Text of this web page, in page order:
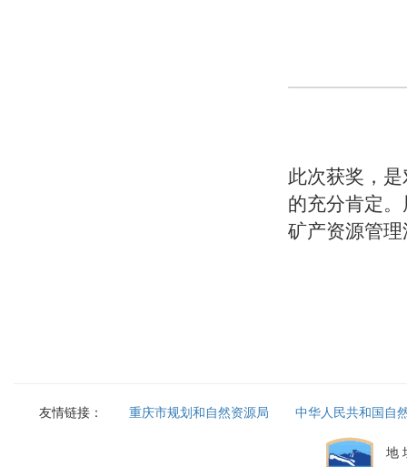
此次获奖，是
的充分肯定
矿产资源管
友情链接： 重庆市规划和自然资源局 中华人民共和国自
地